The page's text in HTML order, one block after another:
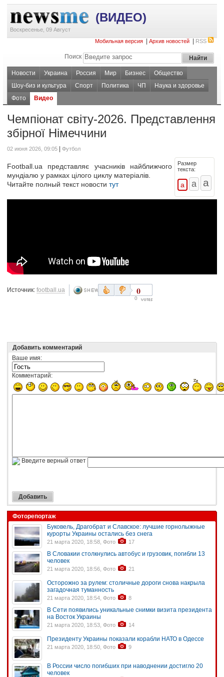
(ВИДЕО)
Воскресенье, 09 Август
Мобильная версия
Архив новостей RSS
Поиск
Новости Украина Россия Мир Бизнес
Общество
Шоу-биз и культура
Спорт Политика ЧП
Наука и здоровье
Фото
Видео
Чемпіонат світу-2026. Представлення
збірної Німеччини
02 июня 2026, 09:05 Футбол
Размер
текста:
Football.ua представляє учасників найближчого
мундіалю у рамках цілого циклу матеріалів.
Читайте полный текст новости тут
Источник: football.ua 0
0
Добавить комментарий
Ваше имя:
Комментарий:
Введите верный ответ
Фоторепортаж
Буковель, Драгобрат и Славское: лучшие горнолыжные
курорты Украины остались без снега
21 марта 2020, 18:58, Фото 17
В Словакии столкнулись автобус и грузовик, погибли 13
человек
21 марта 2020, 18:56, Фото 21
Осторожно за рулем: столичные дороги снова накрыла
загадочная туманность
21 марта 2020, 18:54, Фото 8
В Сети появились уникальные снимки визита президента
на Восток Украины
21 марта 2020, 18:53, Фото 14
Президенту Украины показали корабли НАТО в Одессе
21 марта 2020, 18:50, Фото 9
В России число погибших при наводнении достигло 20
человек